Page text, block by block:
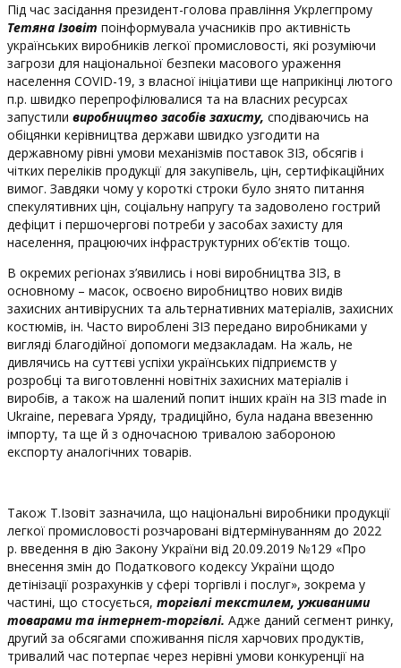
Під час засідання президент-голова правління Укрлегпрому
Тетяна Ізовіт поінформувала учасників про активність
українських виробників легкої промисловості, які розуміючи
загрози для національної безпеки масового ураження
населення COVID-19, з власної ініціативи ще наприкінці лютого
п.р. швидко перепрофілювалися та на власних ресурсах
запустили виробництво засобів захисту, сподіваючись на
обіцянки керівництва держави швидко узгодити на
державному рівні умови механізмів поставок ЗІЗ, обсягів і
чітких переліків продукції для закупівель, цін, сертифікаційних
вимог. Завдяки чому у короткі строки було знято питання
спекулятивних цін, соціальну напругу та задоволено гострий
дефіцит і першочергові потреби у засобах захисту для
населення, працюючих інфраструктурних об’єктів тощо.
В окремих регіонах з’явились і нові виробництва ЗІЗ, в
основному – масок, освоєно виробництво нових видів
захисних антивірусних та альтернативних матеріалів, захисних
костюмів, ін. Часто вироблені ЗІЗ передано виробниками у
вигляді благодійної допомоги медзакладам. На жаль, не
дивлячись на суттєві успіхи українських підприємств у
розробці та виготовленні новітніх захисних матеріалів і
виробів, а також на шалений попит інших країн на ЗІЗ made in
Ukraine, перевага Уряду, традиційно, була надана ввезенню
імпорту, та ще й з одночасною тривалою забороною
експорту аналогічних товарів.
Також Т.Ізовіт зазначила, що національні виробники продукції
легкої промисловості розчаровані відтермінуванням до 2022
р. введення в дію Закону України від 20.09.2019 №129 «Про
внесення змін до Податкового кодексу України щодо
детінізації розрахунків у сфері торгівлі і послуг», зокрема у
частині, що стосується, торгівлі текстилем, уживаними
товарами та інтернет-торгівлі. Адже даний сегмент ринку,
другий за обсягами споживання після харчових продуктів,
тривалий час потерпає через нерівні умови конкуренції на